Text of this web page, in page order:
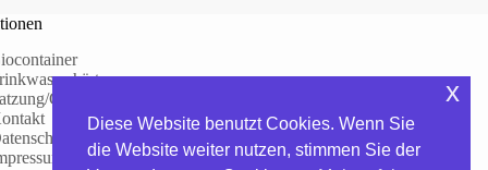
Gebühren
Diese Website benutzt Cookies. Wenn Sie
die Website weiter nutzen, stimmen Sie der
x